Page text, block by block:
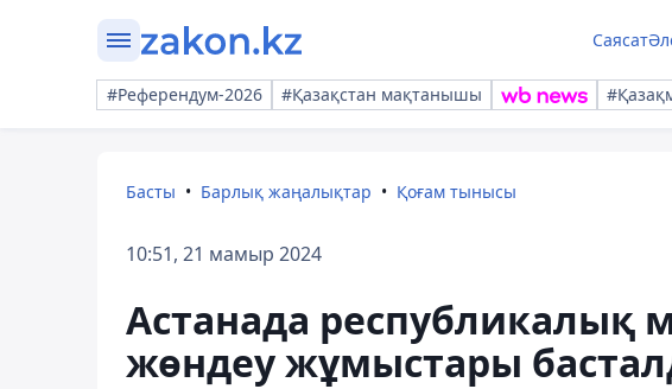
Саясат
#Референдум-2026 #Қазақстан мақтанышы
Басты Барлық жаңалықтар Қоғам тынысы
10:51, 21 мамыр 2024
Астанада
жөндеу жұмыстары